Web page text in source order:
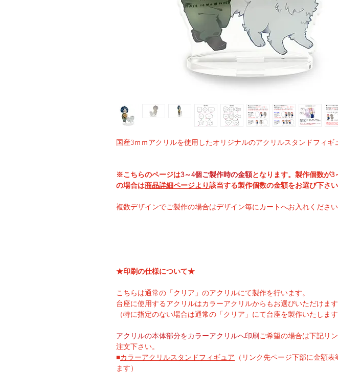
国産3ｍｍアクリルを使用したオリジナルのアクリルスタンドフィギ
※こちらのページは3～4個ご製作時の金額となります。製作個数が3
の場合は商品詳細ページより該当する製作個数の金額をお選び下さい
複数デザインでご製作の場合はデザイン毎にカートへお入れください
★印刷の仕様について★
こちらは通常の「クリア」のアクリルにて製作を行います。
台座に使用するアクリルはカラーアクリルからもお選びいただけます
（特に指定のない場合は通常の「クリア」にて台座を製作いたします
アクリルの本体部分をカラーアクリルへ印刷 ご希望の場合は下記リ
注文下さい。
■カラーアクリルスタンドフィギュア （リンク先ページ下部に金額
ます）